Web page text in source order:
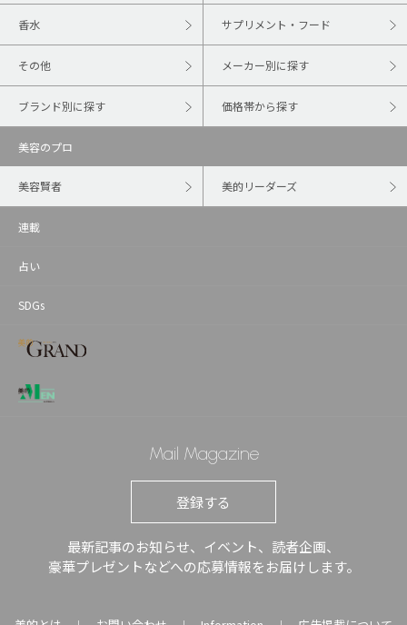
香水 サプリメント・フード
その他 メーカー別に探す
ブランド別に探す 価格帯から探す
美容のプロ
美容賢者 美的リーダーズ
連載
占い
SDGs
Mail Magazine
登録する
最新記事のお知らせ、イベント、読者企画、
豪華プレゼントなどへの応募情報をお届けします。